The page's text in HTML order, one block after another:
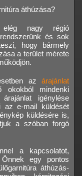
áthúzása?
elég nagy régió
és sok
hogy bármely
a terület mérete
az árajánlat
okokból mindenki
igénylése
az e-mail küldését
küldésére is,
a szóban forgó
a kapcsolatot,
egy pontos
áthúzás-